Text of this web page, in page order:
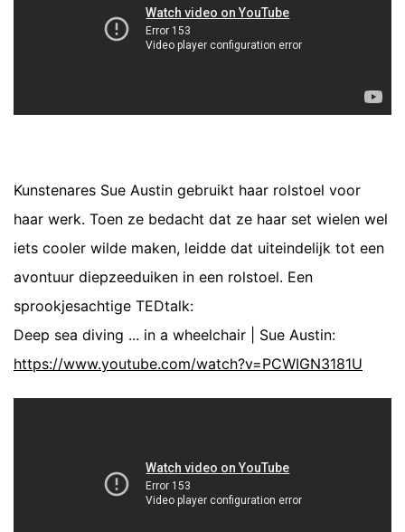
Kunstenares Sue Austin gebruikt haar rolstoel voor
haar werk. Toen ze bedacht dat ze haar set wielen wel
iets cooler wilde maken, leidde dat uiteindelijk tot een
avontuur diepzeeduiken in een rolstoel. Een
sprookjesachtige TEDtalk:
Deep sea diving ... in a wheelchair | Sue Austin:
https://www.youtube.com/watch?v=PCWIGN3181U